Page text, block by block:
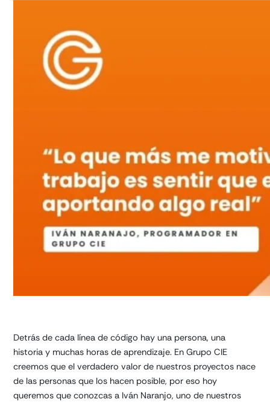
Detrás de cada línea de código hay una persona, una
historia y muchas horas de aprendizaje. En Grupo CIE
creemos que el verdadero valor de nuestros proyectos nace
de las personas que los hacen posible, por eso hoy
queremos que conozcas a Iván Naranjo, uno de nuestros